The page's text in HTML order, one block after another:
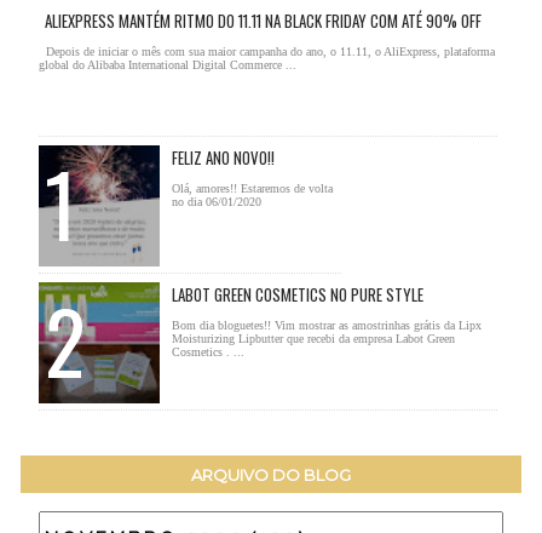
ALIEXPRESS MANTÉM RITMO DO 11.11 NA BLACK FRIDAY COM ATÉ 90% OFF
Depois de iniciar o mês com sua maior campanha do ano, o 11.11, o AliExpress, plataforma
global do Alibaba International Digital Commerce ...
FELIZ ANO NOVO!!
Olá, amores!! Estaremos de volta
no dia 06/01/2020
LABOT GREEN COSMETICS NO PURE STYLE
Bom dia bloguetes!! Vim mostrar as amostrinhas grátis da Lipx
Moisturizing Lipbutter que recebi da empresa Labot Green
Cosmetics . ...
ARQUIVO DO BLOG